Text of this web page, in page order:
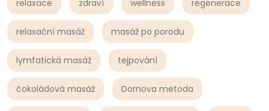
relaxace zdraví wellness regenerace
relaxační masáž masáž po porodu
lymfatická masáž tejpování
čokoládová masáž Dornova metoda